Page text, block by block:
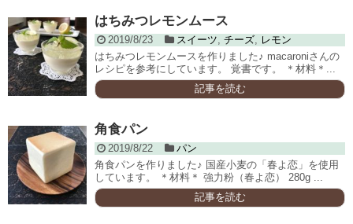
はちみつレモンムース
2019/8/23 スイーツ チーズ,
レモン
はちみつレモンムースを作りました♪ macaroniさんの
レシピを参考にしています。 覚書です。 ＊材料＊...
記事を読む
角食パン
2019/8/22
パン
角食パンを作りました♪ 国産小麦の「春よ恋」を使用
しています。 ＊材料＊ 強力粉（春よ恋） 280g ...
記事を読む